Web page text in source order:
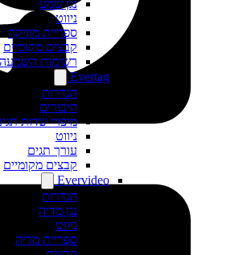
נגן שמע
ניווט
ספריית מוזיקה
קבצים מקומיים
רשימות השמעה
Evertag
הגדרות
חיבורים
מיפויי שדות תגים
ניווט
עורך תגים
קבצים מקומיים
Evervideo
הגדרות
נגן מדיה
ניווט
ספריית מדיה